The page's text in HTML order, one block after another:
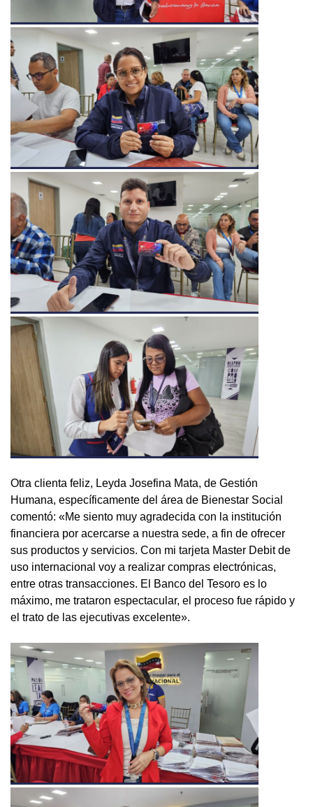
Otra clienta feliz, Leyda Josefina Mata, de Gestión
Humana, específicamente del área de Bienestar Social
comentó: «Me siento muy agradecida con la institución
financiera por acercarse a nuestra sede, a fin de ofrecer
sus productos y servicios. Con mi tarjeta Master Debit de
uso internacional voy a realizar compras electrónicas,
entre otras transacciones. El Banco del Tesoro es lo
máximo, me trataron espectacular, el proceso fue rápido y
el trato de las ejecutivas excelente».